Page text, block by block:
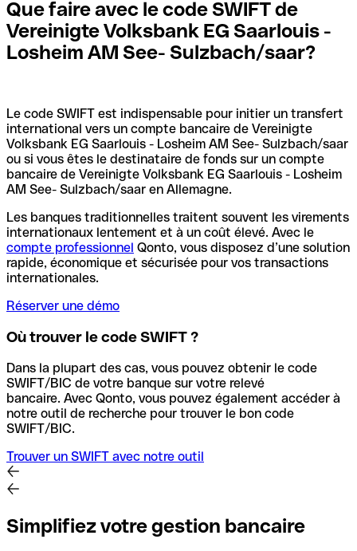
Que faire avec le code SWIFT de
Vereinigte Volksbank EG Saarlouis -
Losheim AM See- Sulzbach/saar?
Le code SWIFT est indispensable pour initier un transfert
international vers un compte bancaire de Vereinigte
Volksbank EG Saarlouis - Losheim AM See- Sulzbach/saar
ou si vous êtes le destinataire de fonds sur un compte
bancaire de Vereinigte Volksbank EG Saarlouis - Losheim
AM See- Sulzbach/saar en Allemagne.
Les banques traditionnelles traitent souvent les virements
internationaux lentement et à un coût élevé. Avec le
compte professionnel Qonto, vous disposez d’une solution
rapide, économique et sécurisée pour vos transactions
internationales.
Réserver une démo
Où trouver le code SWIFT ?
Dans la plupart des cas, vous pouvez obtenir le code
SWIFT/BIC de votre banque sur votre relevé
bancaire. Avec Qonto, vous pouvez également accéder à
notre outil de recherche pour trouver le bon code
SWIFT/BIC.
Trouver un SWIFT avec notre outil
Simplifiez votre gestion bancaire